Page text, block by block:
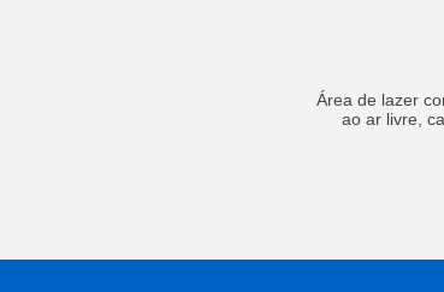
Área de lazer
ao ar livre,